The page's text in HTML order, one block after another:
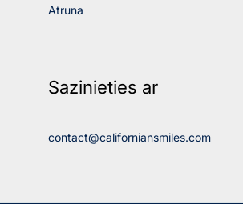
Atruna
Sazinieties ar
contact@californiansmiles.com